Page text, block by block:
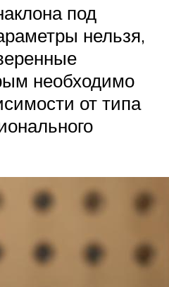
под
нельзя,
необходимо
от типа